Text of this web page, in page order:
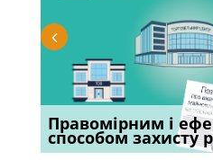
Правомірним і
способом захисту